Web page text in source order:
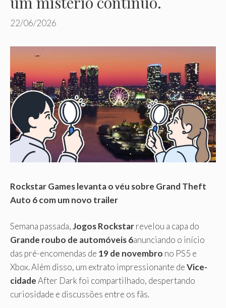
22/06/2026
Rockstar Games levanta o véu sobre Grand Theft
Auto 6 com um novo trailer
Semana passada,Jogos Rockstarrevelou a capa do
Grande roubo de automóveis 6anunciando o início
das pré-encomendas de 19 de novembro no PS5 e
Xbox. Além disso, um extrato impressionante deVice-
cidadeAfter Dark foi compartilhado, despertando
curiosidade e discussões entre os fãs.